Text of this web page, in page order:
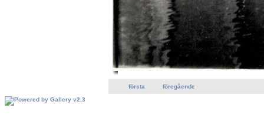
första föregående